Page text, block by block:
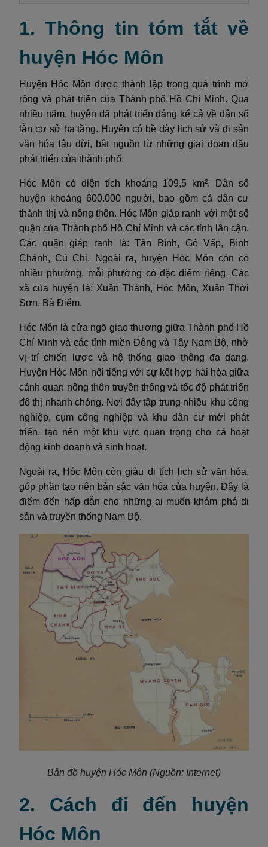
1. Thông tin tóm tắt về
huyện Hóc Môn
Huyện Hóc Môn được thành lập trong quá trình mở
rộng và phát triển của Thành phố Hồ Chí Minh. Qua
nhiều năm, huyện đã phát triển đáng kể cả về dân số
lẫn cơ sở hạ tầng. Huyện có bề dày lịch sử và di sản
văn hóa lâu đời, bắt nguồn từ những giai đoạn đầu
phát triển của thành phố.
Hóc Môn có diện tích khoảng 109,5 km². Dân số
huyện khoảng 600.000 người, bao gồm cả dân cư
thành thị và nông thôn. Hóc Môn giáp ranh với một số
quận của Thành phố Hồ Chí Minh và các tỉnh lân cận.
Các quận giáp ranh là: Tân Bình, Gò Vấp, Bình
Chánh, Củ Chi. Ngoài ra, huyện Hóc Môn còn có
nhiều phường, mỗi phường có đặc điểm riêng. Các
xã của huyện là: Xuân Thành, Hóc Môn, Xuân Thới
Sơn, Bà Điểm.
Hóc Môn là cửa ngõ giao thương giữa Thành phố Hồ
Chí Minh và các tỉnh miền Đông và Tây Nam Bộ, nhờ
vị trí chiến lược và hệ thống giao thông đa dạng.
Huyện Hóc Môn nổi tiếng với sự kết hợp hài hòa giữa
cảnh quan nông thôn truyền thống và tốc độ phát triển
đô thị nhanh chóng. Nơi đây tập trung nhiều khu công
nghiệp, cụm công nghiệp và khu dân cư mới phát
triển, tạo nên một khu vực quan trọng cho cả hoạt
động kinh doanh và sinh hoạt.
Ngoài ra, Hóc Môn còn giàu di tích lịch sử văn hóa,
góp phần tạo nên bản sắc văn hóa của huyện. Đây là
điểm đến hấp dẫn cho những ai muốn khám phá di
sản và truyền thống Nam Bộ.
Bản đồ huyện Hóc Môn (Nguồn: Internet)
2. Cách đi đến huyện
Hóc Môn